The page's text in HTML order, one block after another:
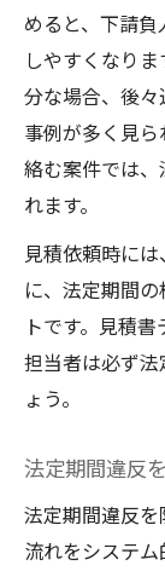
めると、下請
しやすくなり
分な場合、後
事例が多く見
絡む案件では
れます。
見積依頼時に
に、法定期間
トです。見積
担当者は必ず
ょう。
法定期間違反
法定期間違反
流れをシステ